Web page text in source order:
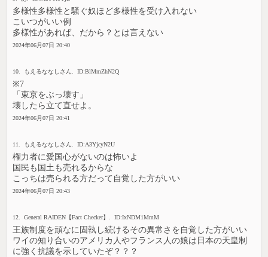
多様性多様性と騒ぐ奴ほど多様性を受け入れない
こいつがいい例
多様性があれば、だから？とは言えない
2024年06月07日 20:40
10. もえるななしさん. ID:BlMmZhN2Q
※7
「東京をぶっ壊す」
壊したら立て直せよ。
2024年06月07日 20:41
11. もえるななしさん. ID:A3YjcyN2U
権力者に愛国心がないのは怖いよ
国民も国土も売れるからな
こっちは売られる方だって自覚した方がいい
2024年06月07日 20:43
12. General RAIDEN【Fact Checker】. ID:IxNDM1MmM
王族制度を頑なに固執し続けるその異常さを自覚した方がいい
ワイの知り合いのアメリカ人やフランス人の娘は日本の天皇制
に強く抗議を示していたぞ？？？